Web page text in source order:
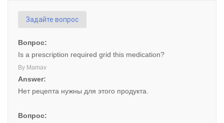
Задайте вопрос
Вопрос:
Is a prescription required grid this medication?
By Mamav
Answer:
Нет рецепта нужны для этого продукта.
Вопрос: